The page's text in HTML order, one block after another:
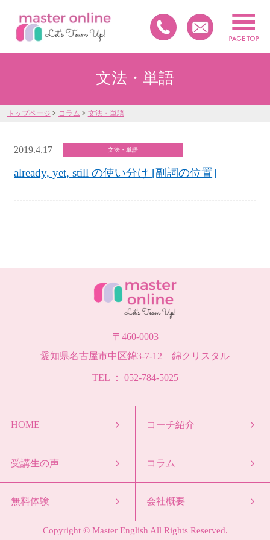
文法・単語
トップページ > コラム > 文法・単語
2019.4.17 文法・単語
already, yet, still の使い分け [副詞の位置]
〒460-0003
愛知県名古屋市中区錦3-7-12 錦クリスタル
TEL ： 052-784-5025
HOME コーチ紹介
受講生の声 コラム
無料体験 会社概要
Copyright © Master English All Rights Reserved.